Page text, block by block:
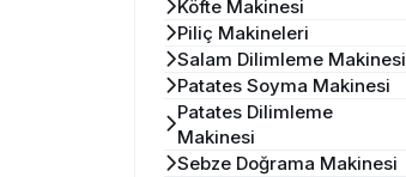
Köfte Makinesi
Piliç Makineleri
Salam Dilimleme Makinesi
Patates Soyma Makinesi
Patates Dilimleme
Makinesi
Sebze Doğrama Makinesi